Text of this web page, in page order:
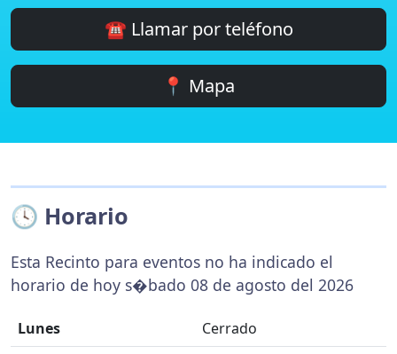
☎️ Llamar por teléfono
📍 Mapa
🕓 Horario
Esta Recinto para eventos no ha indicado el
horario de hoy s�bado 08 de agosto del 2026
Lunes
Cerrado